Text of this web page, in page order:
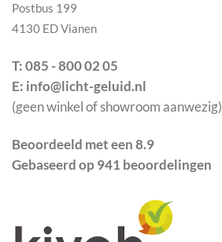
Postbus 199
4130 ED Vianen
T: 085 - 800 02 05
E: info@licht-geluid.nl
(geen winkel of showroom aanwezig)
Beoordeeld met een 8.9
Gebaseerd op 941 beoordelingen